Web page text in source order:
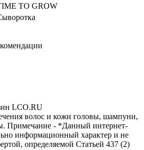
TO GROW
LCO.RU
волос и кожи головы, шампуни,
Примечание - *Данный интернет-
информационный характер и не
определяемой Статьей 437 (2)